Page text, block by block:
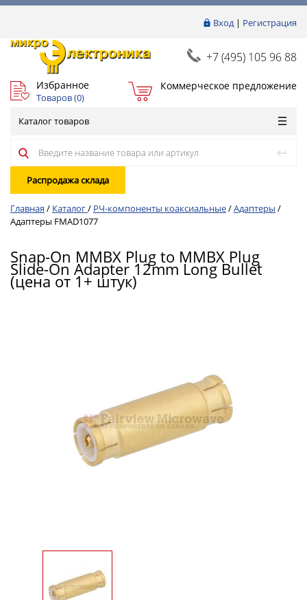
Вход| Регистрация
+7 (495) 105 96 88
Избранное
Товаров (0)
Коммерческое предложение
Каталог товаров
Распродажа склада
Главная / Каталог/ РЧ-компоненты коаксиальные/Адаптеры /
Адаптеры FMAD1077
Snap-On MMBX Plug to MMBX Plug
Slide-On Adapter 12mm Long Bullet
(цена от 1+ штук)